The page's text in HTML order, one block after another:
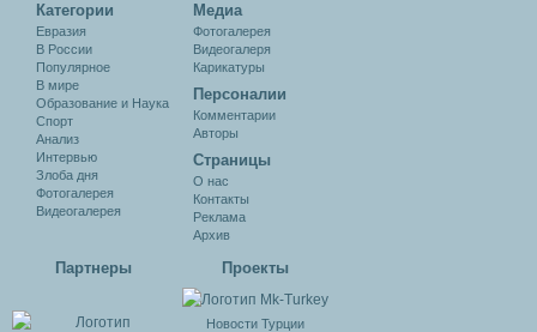
Категории
Евразия
В России
Популярное
В мире
Образование и Наука
Спорт
Анализ
Интервью
Злоба дня
Фотогалерея
Видеогалерея
Медиа
Фотогалерея
Видеогалеря
Карикатуры
Персоналии
Комментарии
Авторы
Cтраницы
О нас
Контакты
Реклама
Архив
Партнеры Проекты
Новости Турции